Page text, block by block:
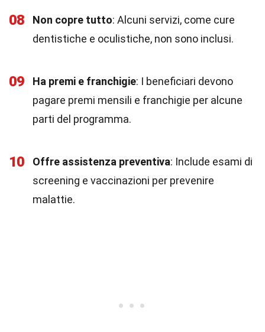
08 Non copre tutto: Alcuni servizi, come cure
dentistiche e oculistiche, non sono inclusi.
09 Ha premi e franchigie: I beneficiari devono
pagare premi mensili e franchigie per alcune
parti del programma.
10 Offre assistenza preventiva: Include esami di
screening e vaccinazioni per prevenire
malattie.